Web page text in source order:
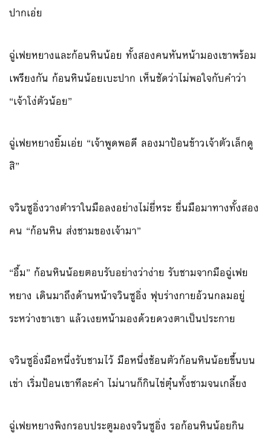
ปากเอ่ย
ฉู่เฟยหยางและก้อนหินน้อย ทั้งสองคนหันหน้ามองเขาพร้อม
เพรียงกัน ก้อนหินน้อยเบะปาก เห็นชัดว่าไม่พอใจกับคำว่า
“เจ้าโง่ตัวน้อย”
ฉู่เฟยหยางยิ้มเอ่ย “เจ้าพูดพอดี ลองมาป้อนข้าวเจ้าตัวเล็กดู
สิ”
จวินซูอิ่งวางตำราในมือลงอย่างไม่ยี่หระ ยื่นมือมาทางทั้งสอง
คน “ก้อนหิน ส่งชามของเจ้ามา”
“อื้ม” ก้อนหินน้อยตอบรับอย่างว่าง่าย รับชามจากมือฉู่เฟย
หยาง เดินมาถึงด้านหน้าจวินซูอิ่ง ฟุบร่างกายอ้วนกลมอยู่
ระหว่างขาเขา แล้วเงยหน้ามองด้วยดวงตาเป็นประกาย
จวินซูอิ่งมือหนึ่งรับชามไว้ มือหนึ่งช้อนตัวก้อนหินน้อยขึ้นบน
เข่า เริ่มป้อนเขาทีละคำ ไม่นานก็กินไข่ตุ๋นทั้งชามจนเกลี้ยง
ฉู่เฟยหยางพิงกรอบประตูมองจวินซูอิ่ง รอก้อนหินน้อยกิน